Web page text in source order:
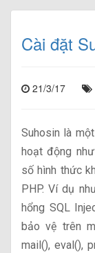
Cài đặt
21/3/17
Suhosin là
hoạt động
số hình thức
PHP. Ví dụ
hổng SQL
bảo vệ trên
mail(), eval(),